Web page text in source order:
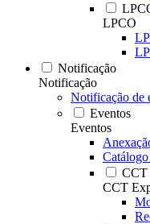
LPCO
Notificação
Notificação
Notificação de
Eventos
Eventos
CCT
CCT